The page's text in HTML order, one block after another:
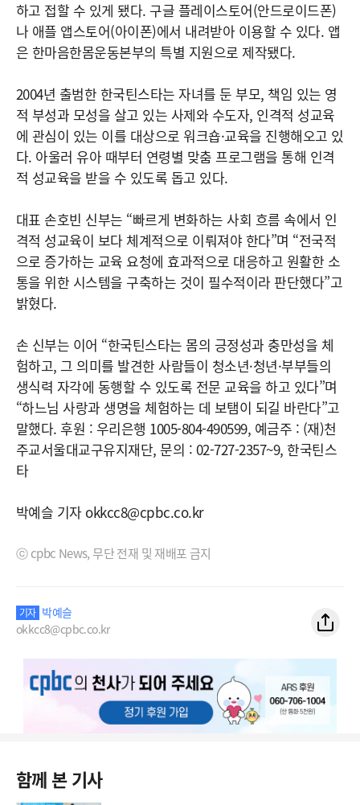
하고 접할 수 있게 됐다. 구글 플레이스토어(안드로이드폰)
나 애플 앱스토어(아이폰)에서 내려받아 이용할 수 있다. 앱
은 한마음한몸운동본부의 특별 지원으로 제작됐다.
2004년 출범한 한국틴스타는 자녀를 둔 부모, 책임 있는 영
적 부성과 모성을 살고 있는 사제와 수도자, 인격적 성교육
에 관심이 있는 이를 대상으로 워크숍·교육을 진행해오고 있
다. 아울러 유아 때부터 연령별 맞춤 프로그램을 통해 인격
적 성교육을 받을 수 있도록 돕고 있다.
대표 손호빈 신부는 “빠르게 변화하는 사회 흐름 속에서 인
격적 성교육이 보다 체계적으로 이뤄져야 한다”며 “전국적
으로 증가하는 교육 요청에 효과적으로 대응하고 원활한 소
통을 위한 시스템을 구축하는 것이 필수적이라 판단했다”고
밝혔다.
손 신부는 이어 “한국틴스타는 몸의 긍정성과 충만성을 체
험하고, 그 의미를 발견한 사람들이 청소년·청년·부부들의
생식력 자각에 동행할 수 있도록 전문 교육을 하고 있다”며
“하느님 사랑과 생명을 체험하는 데 보탬이 되길 바란다”고
말했다. 후원 : 우리은행 1005-804-490599, 예금주 : (재)천
주교서울대교구유지재단, 문의 : 02-727-2357~9, 한국틴스
타
박예슬 기자 okkcc8@cpbc.co.kr
ⓒ cpbc News, 무단 전재 및 재배포 금지
기자 박예슬
okkcc8@cpbc.co.kr
함께 본 기사